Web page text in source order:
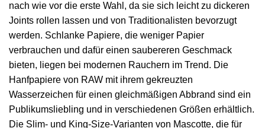
nach wie vor die erste Wahl, da sie sich leicht zu dickeren
Joints rollen lassen und von Traditionalisten bevorzugt
werden. Schlanke Papiere, die weniger Papier
verbrauchen und dafür einen saubereren Geschmack
bieten, liegen bei modernen Rauchern im Trend. Die
Hanfpapiere von RAW mit ihrem gekreuzten
Wasserzeichen für einen gleichmäßigen Abbrand sind ein
Publikumsliebling und in verschiedenen Größen erhältlich.
Die Slim- und King-Size-Varianten von Mascotte, die für